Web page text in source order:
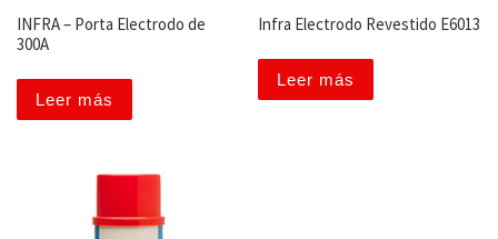
INFRA – Porta Electrodo de
300A
Leer más
Infra Electrodo Revestido E6013
Leer más